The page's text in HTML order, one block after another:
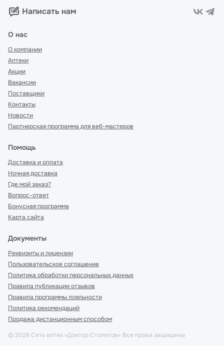
Написать нам
О нас
О компании
Аптеки
Акции
Вакансии
Поставщики
Контакты
Новости
Партнерская программа для веб-мастеров
Помощь
Доставка и оплата
Ночная доставка
Где мой заказ?
Вопрос-ответ
Бонусная программа
Карта сайта
Документы
Реквизиты и лицензии
Пользовательское соглашение
Политика обработки персональных данных
Правила публикации отзывов
Правила программы лояльности
Политика рекомендаций
Продажа дистанционным способом
© 2026 Сеть аптек «Доктор Столетов» Все права защищены